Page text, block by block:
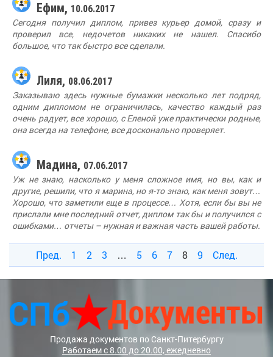
Ефим, 10.06.2017
Сегодня получил диплом, привез курьер домой, сразу и
проверил все, недочетов никаких не нашел. Спасибо
большое, что так быстро все сделали.
Лиля, 08.06.2017
Заказываю здесь нужные бумажки несколько лет подряд,
одним дипломом не ограничилась, качество каждый раз
очень радует, все хорошо, с Еленой уже практически родные,
она всегда на телефоне, все досконально проверяет.
Мадина, 07.06.2017
Уж не знаю, насколько у меня сложное имя, но вы, как и
другие, решили, что я марина, но я-то знаю, как меня зовут…
Хорошо, что заметили еще в процессе… Хотя, если бы вы не
прислали мне последний отчет, диплом так бы и получился с
ошибками… отчеты – нужная и важная часть вашей работы.
Пред. 1 2 3 … 5 6 7 8 9 След.
Продажа документов по Санкт-Питербургу
Работаем с 8.00 до 20.00, ежедневно